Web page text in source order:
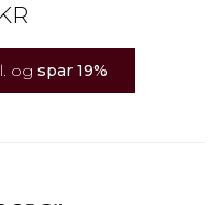
og spar 19%